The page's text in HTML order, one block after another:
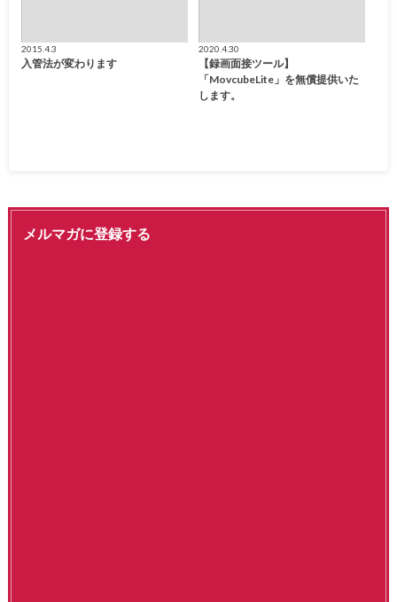
2015.4.3
入管法が変わります
2020.4.30
【録画面接ツール】
「MovcubeLite」を無償提供いた
します。
メルマガに登録する